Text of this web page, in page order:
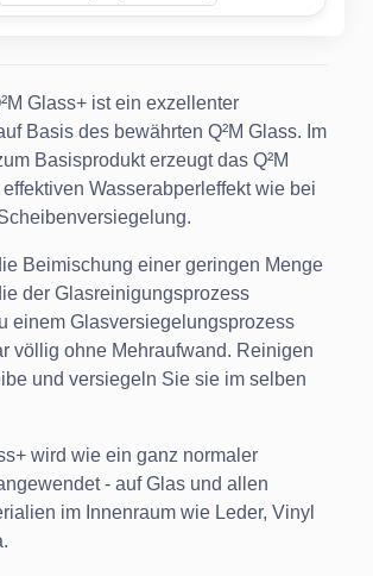
Glass+ ist ein exzellenter
Basis des bewährten Q²M Glass. Im
Basisprodukt erzeugt das Q²M
Wasserabperleffekt wie bei
Beimischung einer geringen Menge
der Glasreinigungsprozess
einem Glasversiegelungsprozess
völlig ohne Mehraufwand. Reinigen
und versiegeln Sie sie im selben
wird wie ein ganz normaler
- auf Glas und allen
im Innenraum wie Leder, Vinyl